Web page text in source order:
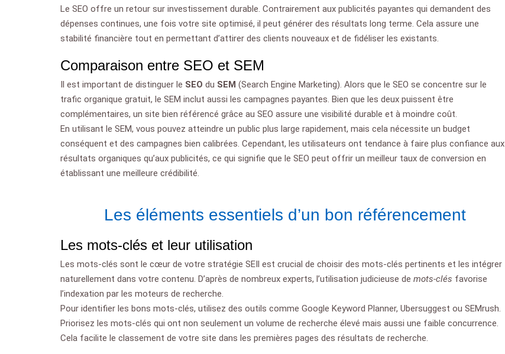
Le SEO offre un retour sur investissement durable. Contrairement aux publicités payantes qui demandent des
dépenses continues, une fois votre site optimisé, il peut générer des résultats long terme. Cela assure une
stabilité financière tout en permettant d’attirer des clients nouveaux et de fidéliser les existants.
Comparaison entre SEO et SEM
Il est important de distinguer le SEO du SEM (Search Engine Marketing). Alors que le SEO se concentre sur le
trafic organique gratuit, le SEM inclut aussi les campagnes payantes. Bien que les deux puissent être
complémentaires, un site bien référencé grâce au SEO assure une visibilité durable et à moindre coût.
En utilisant le SEM, vous pouvez atteindre un public plus large rapidement, mais cela nécessite un budget
conséquent et des campagnes bien calibrées. Cependant, les utilisateurs ont tendance à faire plus confiance aux
résultats organiques qu’aux publicités, ce qui signifie que le SEO peut offrir un meilleur taux de conversion en
établissant une meilleure crédibilité.
Les éléments essentiels d’un bon référencement
Les mots-clés et leur utilisation
Les mots-clés sont le cœur de votre stratégie SEIl est crucial de choisir des mots-clés pertinents et les intégrer
naturellement dans votre contenu. D’après de nombreux experts, l’utilisation judicieuse de mots-clés favorise
l’indexation par les moteurs de recherche.
Pour identifier les bons mots-clés, utilisez des outils comme Google Keyword Planner, Ubersuggest ou SEMrush.
Priorisez les mots-clés qui ont non seulement un volume de recherche élevé mais aussi une faible concurrence.
Cela facilite le classement de votre site dans les premières pages des résultats de recherche.